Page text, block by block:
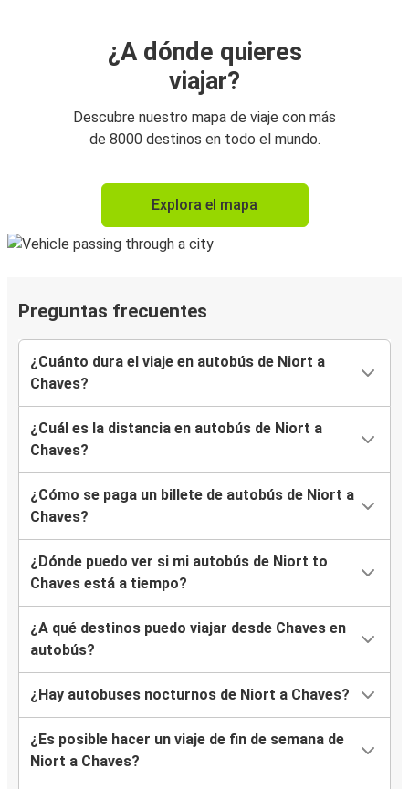
¿A dónde quieres
viajar?
Descubre nuestro mapa de viaje con más
de 8000 destinos en todo el mundo.
Explora el mapa
Preguntas frecuentes
¿Cuánto dura el viaje en autobús de Niort a
Chaves?
¿Cuál es la distancia en autobús de Niort a
Chaves?
¿Cómo se paga un billete de autobús de Niort a
Chaves?
¿Dónde puedo ver si mi autobús de Niort to
Chaves está a tiempo?
¿A qué destinos puedo viajar desde Chaves en
autobús?
¿Hay autobuses nocturnos de Niort a Chaves?
¿Es posible hacer un viaje de fin de semana de
Niort a Chaves?